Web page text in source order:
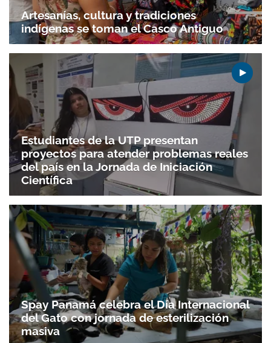
Artesanías, cultura y tradiciones
indígenas se toman el Casco Antiguo
Estudiantes de la UTP presentan
proyectos para atender problemas reales
del país en la Jornada de Iniciación
Científica
Spay Panamá celebra el Día Internacional
del Gato con jornada de esterilización
masiva